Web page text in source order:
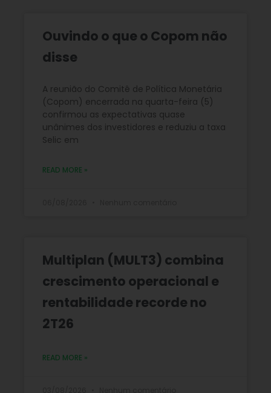
Ouvindo o que o Copom não
disse
A reunião do Comitê de Política Monetária
(Copom) encerrada na quarta-feira (5)
confirmou as expectativas quase
unânimes dos investidores e reduziu a taxa
Selic em
READ MORE »
Multiplan (MULT3) combina
crescimento operacional e
rentabilidade recorde no
2T26
READ MORE »